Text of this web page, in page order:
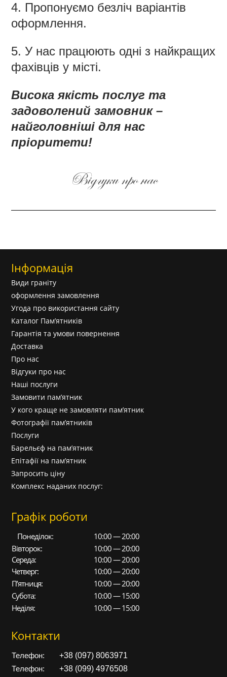
4. Пропонуємо безліч варіантів
оформлення.
5. У нас працюють одні з найкращих
фахівців у місті.
Висока якість послуг та
задоволений замовник –
найголовніші для нас
пріоритети!
Відгуки про нас
Інформація
Види граніту
оформлення замовлення
Угода про використання сайту
Каталог Пам’ятників
Гарантія та умови повернення
Доставка
Про нас
Відгуки про нас
Наші послуги
Замовити пам’ятник
У кого краще не замовляти пам’ятник
Фотографії пам’ятників
Послуги
Барельєф на пам’ятник
Епітафії на пам’ятник
Запросить ціну
Комплекс наданих послуг:
Графік роботи
Понеділок:
10:00 — 20:00
Вівторок:
10:00 — 20:00
Середа:
10:00 — 20:00
Четверг:
10:00 — 20:00
П’ятниця:
10:00 — 20:00
Субота:
10:00 — 15:00
Неділя:
10:00 — 15:00
Контакти
Телефон: +38 (097) 8063971
Телефон: +38 (099) 4976508